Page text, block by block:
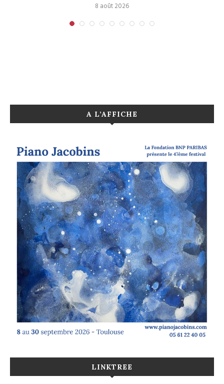
8 août 2026
A L’AFFICHE
LINKTREE